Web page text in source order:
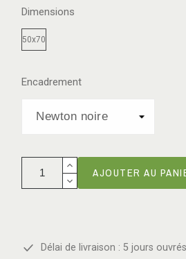
Dimensions
50x70
Encadrement
AJOUTER AU
Délai de livraison : 5 jours ouvrés